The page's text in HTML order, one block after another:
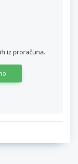
iz proračuna.